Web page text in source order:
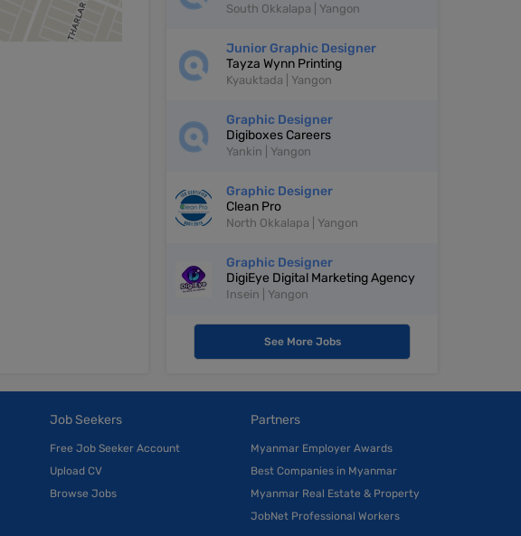
South Okkalapa | Yangon
Junior Graphic Designer
Tayza Wynn Printing
Kyauktada | Yangon
Graphic Designer
Digiboxes Careers
Yankin | Yangon
Graphic Designer
Clean Pro
North Okkalapa | Yangon
Graphic Designer
DigiEye Digital Marketing Agency
Insein | Yangon
See More Jobs
Job Seekers
Free Job Seeker Account
Upload CV
Browse Jobs
Partners
Myanmar Employer Awards
Best Companies in Myanmar
Myanmar Real Estate & Property
JobNet Professional Workers